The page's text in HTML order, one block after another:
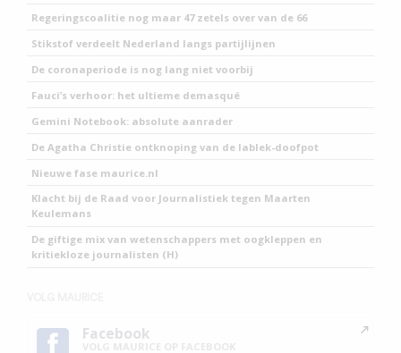
Regeringscoalitie nog maar 47 zetels over van de 66
Stikstof verdeelt Nederland langs partijlijnen
De coronaperiode is nog lang niet voorbij
Fauci’s verhoor: het ultieme demasqué
Gemini Notebook: absolute aanrader
De Agatha Christie ontknoping van de lablek-doofpot
Nieuwe fase maurice.nl
Klacht bij de Raad voor Journalistiek tegen Maarten
Keulemans
De giftige mix van wetenschappers met oogkleppen en
kritiekloze journalisten (H)
Facebook